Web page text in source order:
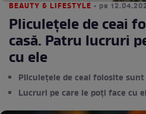
BEAUTY & LIFESTYLE • pe
Pliculețele de ceai
casă. Patru lucruri
cu ele
Pliculețele de ceai folosite
Lucruri pe care le poți face cu